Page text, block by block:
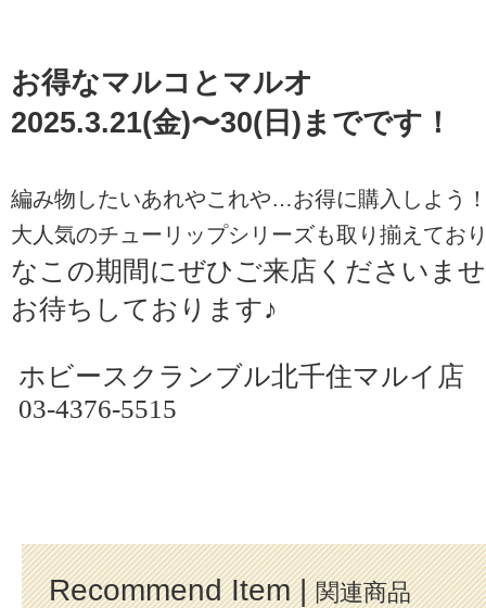
お得なマルコとマルオ
2025.3.21(金)〜30(日)までです！
編み物したいあれやこれや…お得に購入しよう
大人気のチューリップシリーズも取り揃えてお
なこの期間にぜひご来店くださいま
お待ちしております♪
ホビースクランブル北千住マルイ店
03-4376-5515
Recommend Item |関連商品